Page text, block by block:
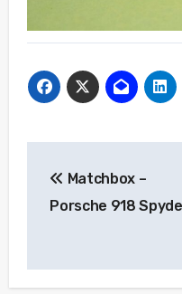
Matchbox –
Porsche 918